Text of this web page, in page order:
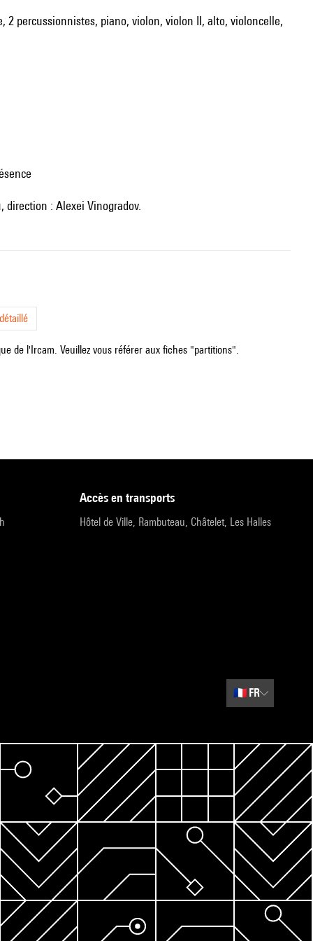
2 percussionnistes, piano, violon, violon II, alto, violoncelle,
direction : Alexei Vinogradov.
de l'Ircam. Veuillez vous référer aux fiches "partitions".
accès en transports
Hôtel de Ville, Rambuteau, Châtelet, Les Halles
🇫🇷 FR